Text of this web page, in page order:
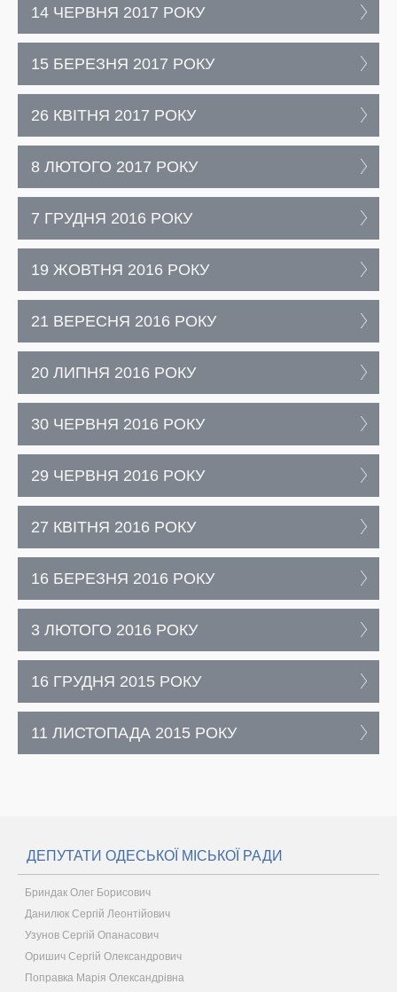
14 ЧЕРВНЯ 2017 РОКУ
15 БЕРЕЗНЯ 2017 РОКУ
26 КВІТНЯ 2017 РОКУ
8 ЛЮТОГО 2017 РОКУ
7 ГРУДНЯ 2016 РОКУ
19 ЖОВТНЯ 2016 РОКУ
21 ВЕРЕСНЯ 2016 РОКУ
20 ЛИПНЯ 2016 РОКУ
30 ЧЕРВНЯ 2016 РОКУ
29 ЧЕРВНЯ 2016 РОКУ
27 КВІТНЯ 2016 РОКУ
16 БЕРЕЗНЯ 2016 РОКУ
3 ЛЮТОГО 2016 РОКУ
16 ГРУДНЯ 2015 РОКУ
11 ЛИСТОПАДА 2015 РОКУ
ДЕПУТАТИ ОДЕСЬКОЇ МІСЬКОЇ РАДИ
Бриндак Олег Борисович
Данилюк Сергій Леонтійович
Узунов Сергій Опанасович
Оришич Сергій Олександрович
Поправка Марія Олександрівна